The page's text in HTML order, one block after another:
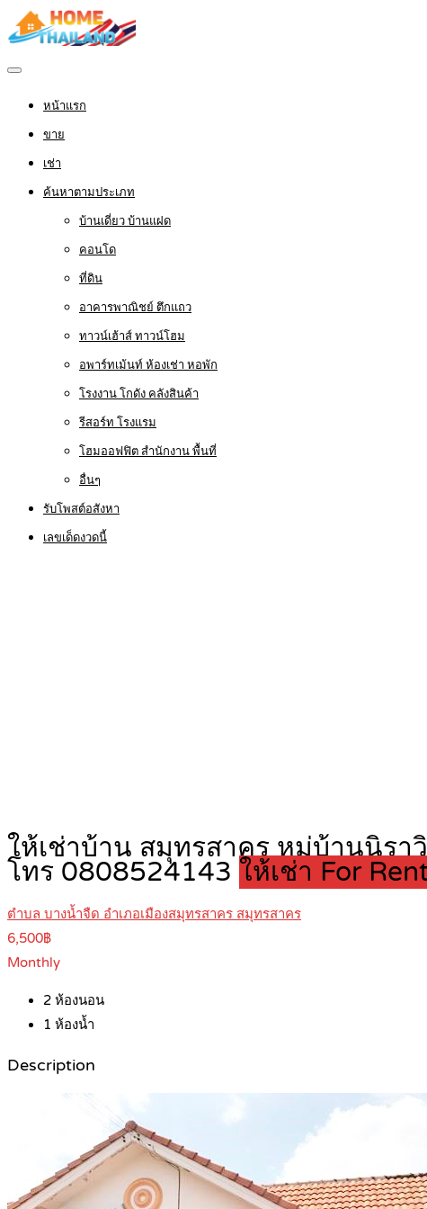
หน้าแรก
ขาย
เช่า
ค้นหาตามประเภท
บ้านเดี่ยว บ้านแฝด
คอนโด
ที่ดิน
อาคารพาณิชย์ ตึกแถว
ทาวน์เฮ้าส์ ทาวน์โฮม
อพาร์ทเม้นท์ ห้องเช่า หอพัก
โรงงาน โกดัง คลังสินค้า
รีสอร์ท โรงแรม
โฮมออฟฟิต สำนักงาน พื้นที่
อื่นๆ
รับโพสต์อสังหา
เลขเด็ดงวดนี้
ให้เช่าบ้าน สมุทรสาคร หมู่บ้านนิร
โทร 0808524143 ให้เช่า For
ตำบล บางน้ำจืด อำเภอเมืองสมุทรสาคร สมุทรสาคร
6,500฿
Monthly
2 ห้องนอน
1 ห้องน้ำ
Description